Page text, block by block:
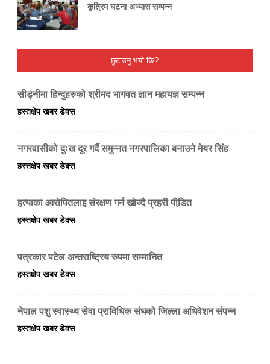
कृत्रिम घटना अभ्यास सम्पन्न
छुटाउनु भयो कि?
सीड्नीमा हिन्दुहरुको श्रीमद भागवत ज्ञान महायज्ञ सम्पन्न
हस्तक्षेप खबर डेक्स
नगरवासीको दुःख दूर गर्दै समुन्नत नगरपालिका बनाउने मेयर सिंह
हस्तक्षेप खबर डेक्स
हत्याका आरोपितलाइ संरक्षण गर्न खोज्दै प्रहरी पीडि़त
हस्तक्षेप खबर डेक्स
पत्रकार पटेल अन्तराष्ट्रिय रुपमा सम्मानित
हस्तक्षेप खबर डेक्स
नेपाल पशु स्वास्थ्य सेवा प्राविधिक संघको जिल्ला अधिवेशन संपन्न
हस्तक्षेप खबर डेक्स